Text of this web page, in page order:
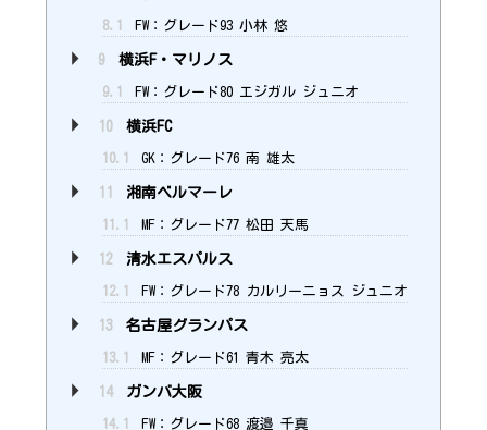
8.1 FW：グレード93 小林 悠
9 横浜F・マリノス
9.1 FW：グレード80 エジガル ジュニオ
10 横浜FC
10.1 GK：グレード76 南 雄太
11 湘南ベルマーレ
11.1 MF：グレード77 松田 天馬
12 清水エスパルス
12.1 FW：グレード78 カルリーニョス ジュニオ
13 名古屋グランパス
13.1 MF：グレード61 青木 亮太
14 ガンバ大阪
14.1 FW：グレード68 渡邉 千真